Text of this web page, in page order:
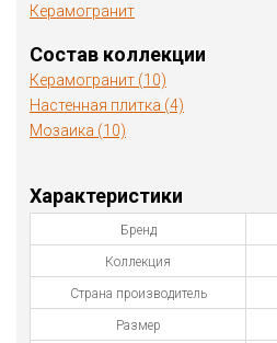
Керамогранит
Состав коллекции
Керамогранит (10)
Настенная плитка (4)
Мозаика (10)
Характеристики
Бренд
Коллекция
Страна производитель
Размер